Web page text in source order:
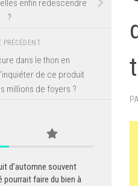
enfin redescendre
?
PRÉCÉDENT
dans le thon en
de ce produit
millions de foyers ?
d’automne souvent
pourrait faire du bien à